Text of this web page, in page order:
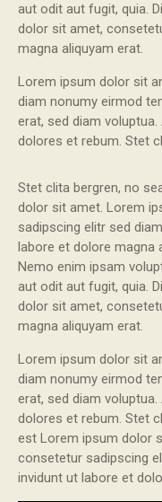
aut odit aut fugit, quia.
dolor sit amet,
magna aliquyam erat.
Lorem ipsum dolor sit
diam nonumy eirmod
erat, sed diam
dolores et rebum. Stet
Stet clita bergren, no
dolor sit amet. Lorem
sadipscing elitr sed
labore et dolore magna
Nemo enim ipsam
aut odit aut fugit, quia.
dolor sit amet,
magna aliquyam erat.
Lorem ipsum dolor sit
diam nonumy eirmod
erat, sed diam
dolores et rebum. Stet
est Lorem ipsum dolor
consetetur sadipscing
invidunt ut labore et